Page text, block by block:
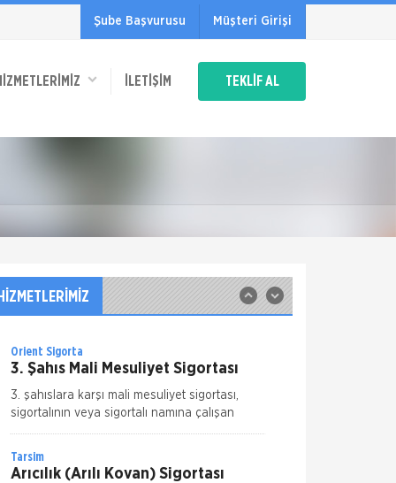
Şube Başvurusu Müşteri Girişi
İLETIŞIM TEKLİF AL
HİZMETLERİMİZ
Mapfre Sigorta
Yasal bir zorunluluk olan Trafik Sigortası;
poliçe kapsamında yer alan aracınızı
deprem sonucu meydana gelen yangın,
binalarda doğrudan neden olacağı maddi
Ticari Paket Sigortası Büyük işletmelerin
üzerindeki riskler de büyük olur biliyoruz. Peki
Orient Sigorta
3. Şahıs Mali Mesuliyet Sigortası
3. şahıslara karşı mali mesuliyet sigortası,
sigortalının veya sigortalı namına çalışan
kişilerden kaynaklanan kusur ve
olay sonucunda 3.ş
Tarsim
Arıcılık (Arılı Kovan) Sigortası